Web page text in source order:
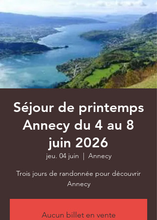
Séjour de printemps
Annecy du 4 au 8
juin 2026
jeu. 04 juin
  |
Annecy
Trois jours de randonnée pour découvrir
Annecy
Aucun billet en vente